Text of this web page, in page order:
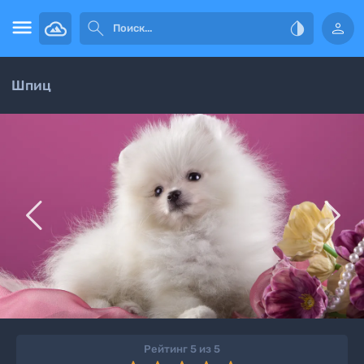
   
Шпиц
 
Рейтинг 5 из 5